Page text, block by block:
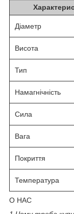
Діаметр
Висота
Тип
Намагнічність
Сила
Вага
Покриття
Температура
О НАС